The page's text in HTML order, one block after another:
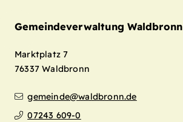
Gemeindeverwaltung Waldbronn
Marktplatz 7
76337 Waldbronn
gemeinde@waldbronn.de
07243 609-0